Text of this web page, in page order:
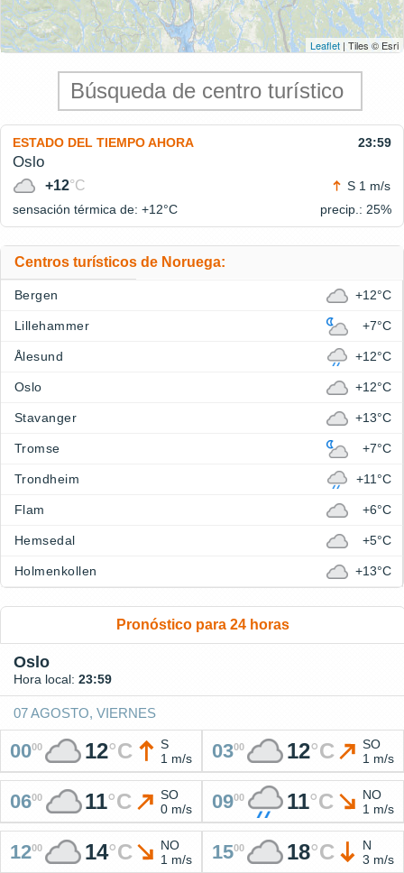
Leaflet | Tiles © Esri
ESTADO DEL TIEMPO AHORA 23:59
Oslo
+12°C
S 1 m/s
sensación térmica de: +12°C precip.: 25%
Centros turísticos de Noruega:
Bergen +12°C
Lillehammer +7°C
Ålesund +12°C
Oslo +12°C
Stavanger +13°C
Tromse +7°C
Trondheim +11°C
Flam +6°C
Hemsedal +5°C
Holmenkollen +13°C
Pronóstico para 24 horas
Oslo
Hora local: 23:59
07 AGOSTO, VIERNES
0000 12°C
S
1 m/s
0300 12°C
SO
1 m/s
0600 11°C
SO
0 m/s
0900 11°C
NO
1 m/s
1200 14°C
NO
1 m/s
1500 18°C
N
3 m/s